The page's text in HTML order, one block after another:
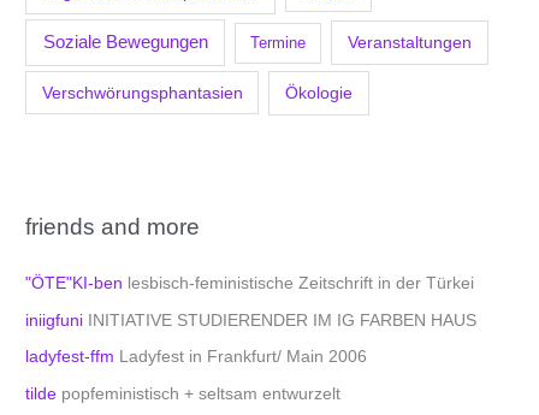
Soziale Bewegungen Termine Veranstaltungen
Verschwörungsphantasien Ökologie
friends and more
"ÖTE"KI-ben lesbisch-feministische Zeitschrift in der Türkei
iniigfuni INITIATIVE STUDIERENDER IM IG FARBEN HAUS
ladyfest-ffm Ladyfest in Frankfurt/ Main 2006
tilde popfeministisch + seltsam entwurzelt